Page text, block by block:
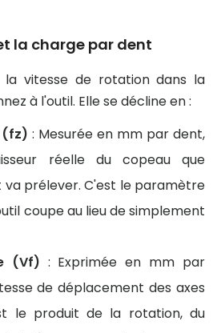
la charge par dent
la vitesse de rotation dans la
à l'outil. Elle se décline en :
(fz) : Mesurée en mm par dent,
réelle du copeau que
prélever. C'est le paramètre
coupe au lieu de simplement
(Vf) : Exprimée en mm par
de déplacement des axes
le produit de la rotation, du